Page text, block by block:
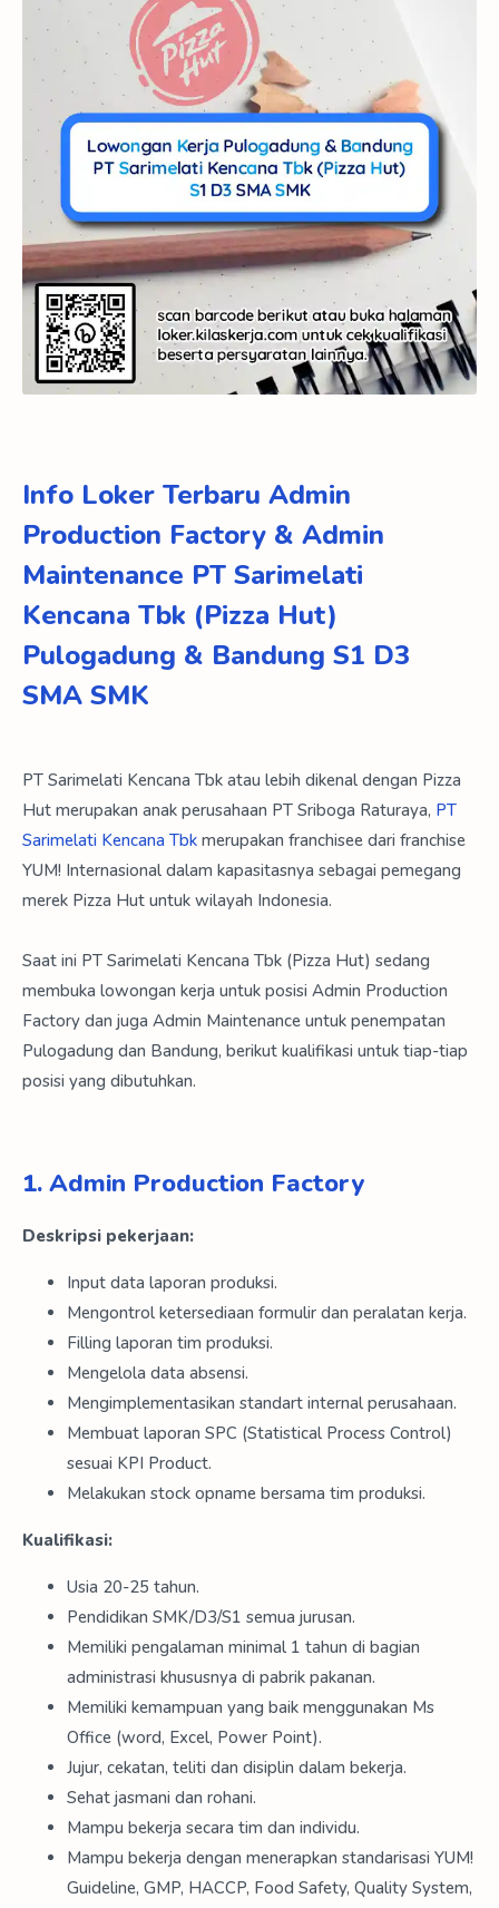
Info Loker Terbaru Admin
Production Factory & Admin
Maintenance PT Sarimelati
Kencana Tbk (Pizza Hut)
Pulogadung & Bandung S1 D3
SMA SMK
PT Sarimelati Kencana Tbk atau lebih dikenal dengan Pizza
Hut merupakan anak perusahaan PT Sriboga Raturaya, PT
Sarimelati Kencana Tbk merupakan franchisee dari franchise
YUM! Internasional dalam kapasitasnya sebagai pemegang
merek Pizza Hut untuk wilayah Indonesia.
Saat ini PT Sarimelati Kencana Tbk (Pizza Hut) sedang
membuka lowongan kerja untuk posisi Admin Production
Factory dan juga Admin Maintenance untuk penempatan
Pulogadung dan Bandung, berikut kualifikasi untuk tiap-tiap
posisi yang dibutuhkan.
1. Admin Production Factory
Deskripsi pekerjaan:
Input data laporan produksi.
Mengontrol ketersediaan formulir dan peralatan kerja.
Filling laporan tim produksi.
Mengelola data absensi.
Mengimplementasikan standart internal perusahaan.
Membuat laporan SPC (Statistical Process Control)
sesuai KPI Product.
Melakukan stock opname bersama tim produksi.
Kualifikasi:
Usia 20-25 tahun.
Pendidikan SMK/D3/S1 semua jurusan.
Memiliki pengalaman minimal 1 tahun di bagian
administrasi khususnya di pabrik pakanan.
Memiliki kemampuan yang baik menggunakan Ms
Office (word, Excel, Power Point).
Jujur, cekatan, teliti dan disiplin dalam bekerja.
Sehat jasmani dan rohani.
Mampu bekerja secara tim dan individu.
Mampu bekerja dengan menerapkan standarisasi YUM!
Guideline, GMP, HACCP, Food Safety, Quality System,